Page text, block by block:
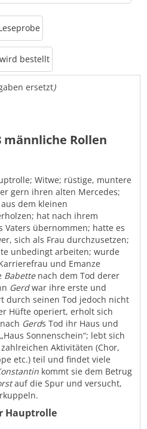
bestellt
ersetzt)
männliche Rollen
Witwe; rüstige, muntere
gern ihren alten Mercedes;
dem kleinen
hat nach ihrem
übernommen; hatte es
sich als Frau durchzusetzen;
unbedingt arbeiten; wurde
und Emanze
Babettenach dem Tod derer
Gerdwar ihre erste und
durch seinen Tod jedoch nicht
Hüfte operiert, erholt sich
Gerds Tod ihr Haus und
Sonnenschein“; lebt sich
Aktivitäten (Chor,
etc.) teil und findet viele
kommt sie dem Betrug
auf die Spur und versucht,
Hauptrolle